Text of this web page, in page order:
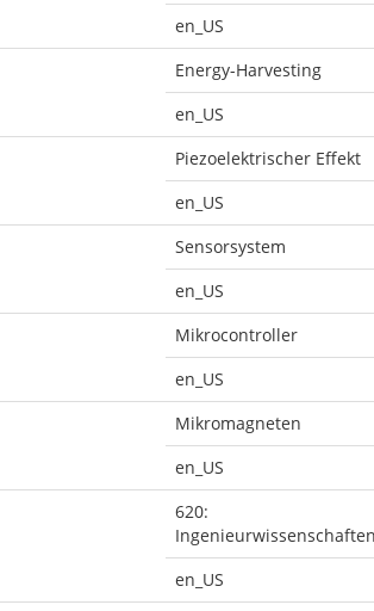
en_US
Energy-Harvesting
en_US
Piezoelektrischer Effekt
en_US
Sensorsystem
en_US
Mikrocontroller
en_US
Mikromagneten
en_US
620:
en_US